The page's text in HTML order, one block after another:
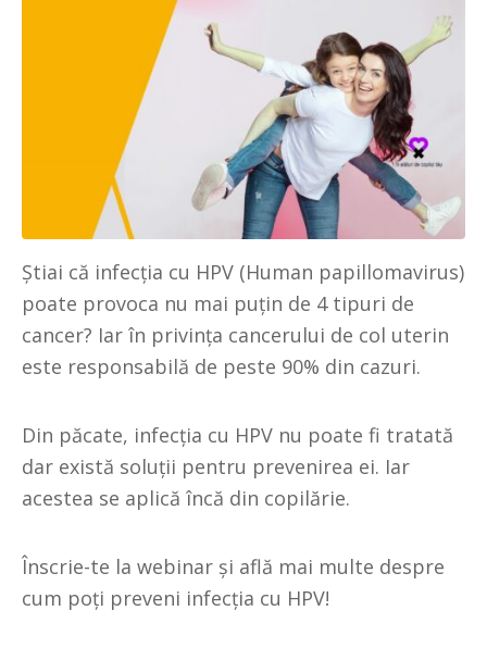
Știai că infecția cu HPV (Human papillomavirus)
poate provoca nu mai puțin de 4 tipuri de
cancer? Iar în privința cancerului de col uterin
este responsabilă de peste 90% din cazuri.
Din păcate, infecția cu HPV nu poate fi tratată
dar există soluții pentru prevenirea ei. Iar
acestea se aplică încă din copilărie.
Înscrie-te la webinar și află mai multe despre
cum poți preveni infecția cu HPV!